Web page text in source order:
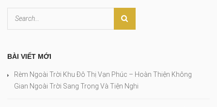
BÀI VIẾT MỚI
Rèm Ngoài Trời Khu Đô Thị Vạn Phúc – Hoàn Thiện Không
Gian Ngoài Trời Sang Trọng Và Tiện Nghi